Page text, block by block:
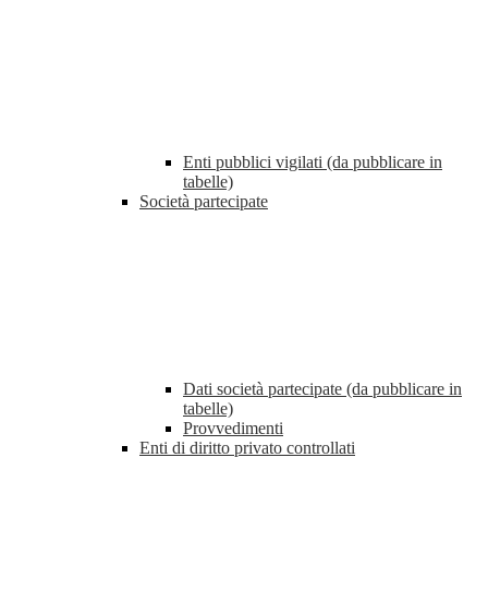
Enti pubblici vigilati (da pubblicare in
tabelle)
Società partecipate
Dati società partecipate (da pubblicare in
tabelle)
Provvedimenti
Enti di diritto privato controllati